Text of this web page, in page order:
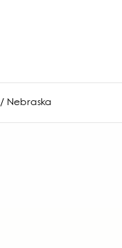
/ Nebraska